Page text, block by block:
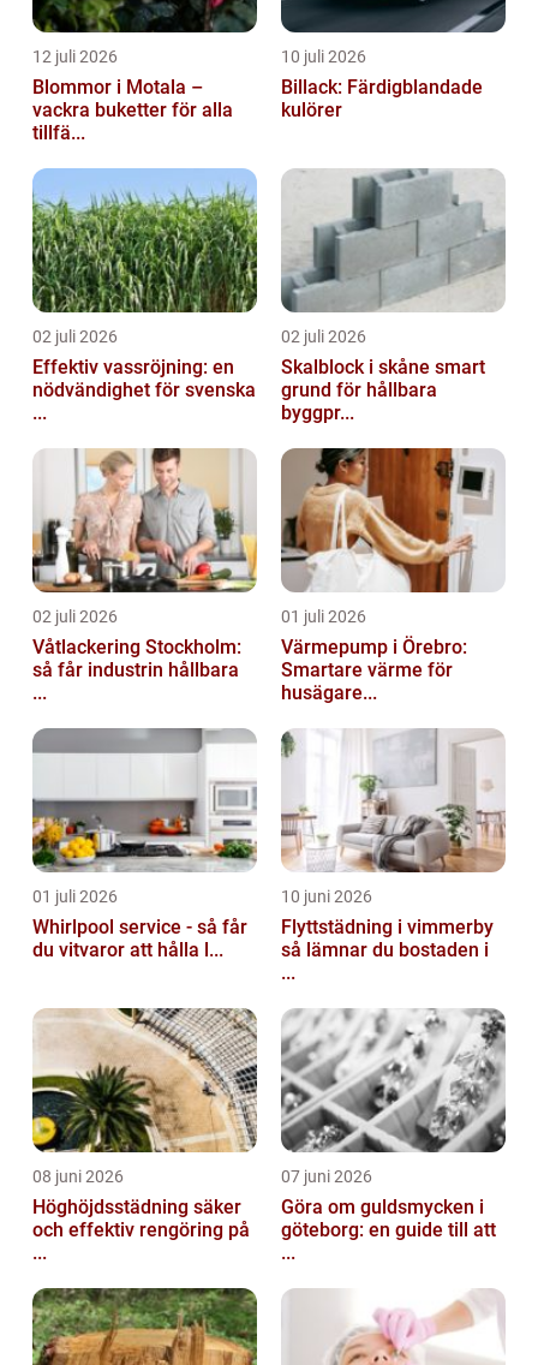
12 juli 2026
Blommor i Motala –
vackra buketter för alla
tillfä...
10 juli 2026
Billack: Färdigblandade
kulörer
02 juli 2026
Effektiv vassröjning: en
nödvändighet för svenska
...
02 juli 2026
Skalblock i skåne smart
grund för hållbara
byggpr...
02 juli 2026
Våtlackering Stockholm:
så får industrin hållbara
...
01 juli 2026
Värmepump i Örebro:
Smartare värme för
husägare...
01 juli 2026
Whirlpool service - så får
du vitvaror att hålla l...
10 juni 2026
Flyttstädning i vimmerby
så lämnar du bostaden i
...
08 juni 2026
Höghöjdsstädning säker
och effektiv rengöring på
...
07 juni 2026
Göra om guldsmycken i
göteborg: en guide till att
...